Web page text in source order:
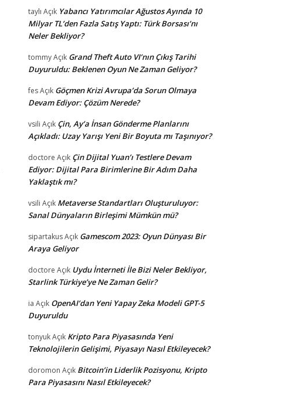
taylı Açık Yabancı Yatırımcılar Ağustos Ayında 10
Milyar TL’den Fazla Satış Yaptı: Türk Borsası’nı
Neler Bekliyor?
tommyAçık Grand Theft Auto VI’nın Çıkış Tarihi
Duyuruldu: Beklenen Oyun Ne Zaman Geliyor?
fesAçık Göçmen Krizi Avrupa’da Sorun Olmaya
Devam Ediyor: Çözüm Nerede?
vsili Açık Çin, Ay’a İnsan Gönderme Planlarını
Açıkladı: Uzay Yarışı Yeni Bir Boyuta mı Taşınıyor?
doctore Açık Çin Dijital Yuan’ı Testlere Devam
Ediyor: Dijital Para Birimlerine Bir Adım Daha
Yaklaştık mı?
vsili Açık Metaverse Standartları Oluşturuluyor:
Sanal Dünyaların Birleşimi Mümkün mü?
sipartakusAçık Gamescom 2023: Oyun Dünyası Bir
Araya Geliyor
doctore Açık Uydu İnterneti İle Bizi Neler Bekliyor,
Starlink Türkiye’ye Ne Zaman Gelir?
ia Açık OpenAI’dan Yeni Yapay Zeka Modeli GPT-5
Duyuruldu
tonyukAçık Kripto Para Piyasasında Yeni
Teknolojilerin Gelişimi, Piyasayı Nasıl Etkileyecek?
doromon Açık Bitcoin’in Liderlik Pozisyonu, Kripto
Para Piyasasını Nasıl Etkileyecek?